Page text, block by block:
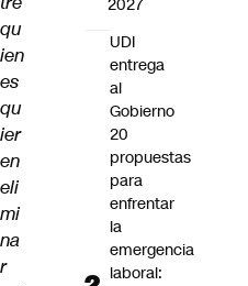
qu
ien
es
qu
ier
en
eli
mi
na
r
2027
UDI
entrega
al
Gobierno
20
propuestas
para
enfrentar
la
emergencia
laboral: